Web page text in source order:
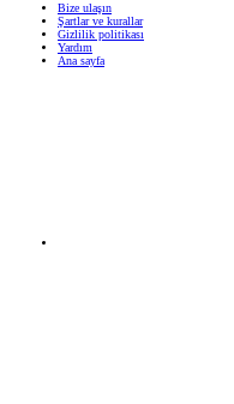
Bize ulaşın
Şartlar ve kurallar
Gizlilik politikası
Yardım
Ana sayfa